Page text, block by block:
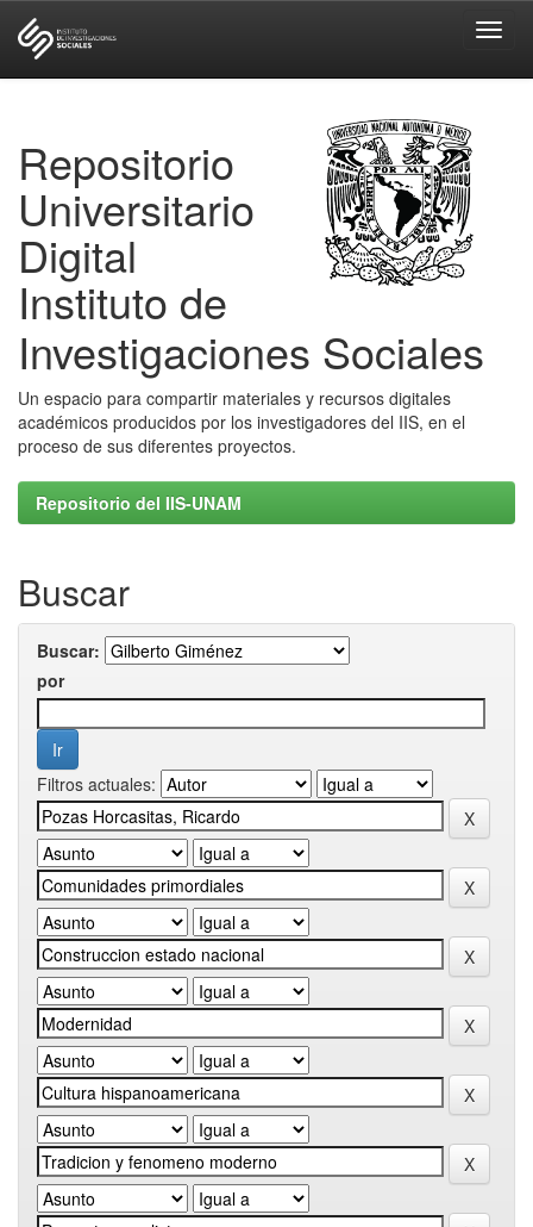
Repositorio
Universitario
Digital
Instituto de
Investigaciones Sociales
Un espacio para compartir materiales y recursos digitales
académicos producidos por los investigadores del IIS, en el
proceso de sus diferentes proyectos.
Repositorio del IIS-UNAM
Buscar
Buscar:
por
Filtros actuales: